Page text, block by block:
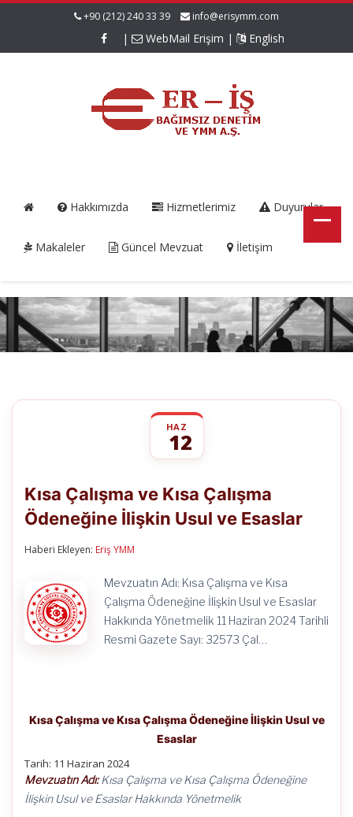
+90 (212) 240 33 39 info@erisymm.com
| WebMail Erişim | English
Hakkımızda Hizmetlerimiz Duyurular
Makaleler Güncel Mevzuat İletişim
HAZ
12
ve
Kısa
Çalışma
Esaslar
için
Kısa Çalışma ve Kısa Çalışma
Ödeneğine İlişkin Usul ve Esaslar
Haberi Ekleyen: Eriş YMM
Mevzuatın Adı: Kısa Çalışma ve Kısa
Çalışma Ödeneğine İlişkin Usul ve Esaslar
Hakkında Yönetmelik 11 Haziran 2024 Tarihli
Resmi Gazete Sayı: 32573 Çal…
Kısa Çalışma ve Kısa Çalışma Ödeneğine İlişkin Usul ve
Esaslar
Tarih: 11 Haziran 2024
Mevzuatın Adı:Kısa Çalışma ve Kısa Çalışma Ödeneğine
İlişkin Usul ve Esaslar Hakkında Yönetmelik